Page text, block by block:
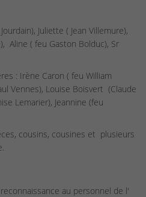
Juliette ( Jean Villemure),
Aline ( feu Gaston Bolduc), Sr
: Irène Caron ( feu William
Vennes), Louise Boisvert (Claude
Lemarier), Jeannine (feu
cousins, cousines et plusieurs
au personnel de l'